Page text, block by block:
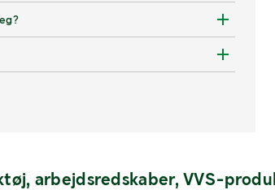
arbejdsredskaber, VVS-